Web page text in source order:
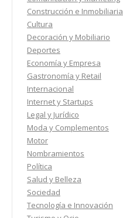
Construcción e Inmobiliaria
Cultura
Decoración y Mobiliario
Deportes
Economía y Empresa
Gastronomía y Retail
Internacional
Internet y Startups
Legal y Jurídico
Moda y Complementos
Motor
Nombramientos
Política
Salud y Belleza
Sociedad
Tecnología e Innovación